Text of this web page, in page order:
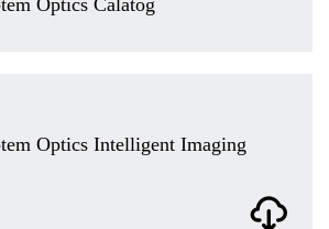
Optics Calatog
Optics Intelligent Imaging